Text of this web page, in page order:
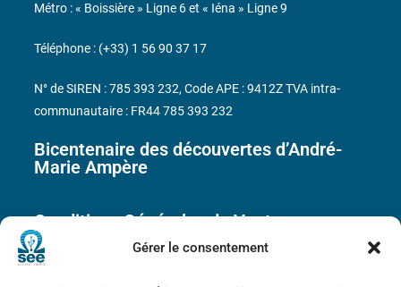
Gérer le consentement
Bicentenaire des découvertes d’André-
Marie Ampère
Conditions Générales de Vente
Métro : « Boissière » Ligne 6 et « Iéna » Ligne 9
Téléphone : (+33) 1 56 90 37 17
N° de SIREN : 785 393 232, Code APE : 9412Z TVA intra-
communautaire : FR44 785 393 232